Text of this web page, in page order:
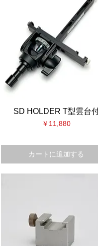
SD HOLDER T型雲台
価格
￥11,880
カートに追加する